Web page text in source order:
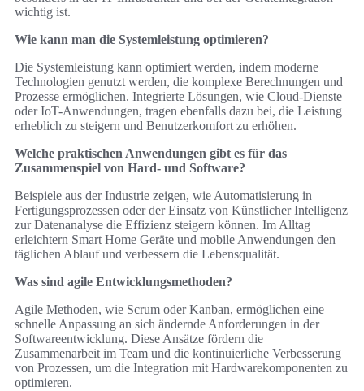
wichtig ist.
Wie kann man die Systemleistung optimieren?
Die Systemleistung kann optimiert werden, indem moderne
Technologien genutzt werden, die komplexe Berechnungen und
Prozesse ermöglichen. Integrierte Lösungen, wie Cloud-Dienste
oder IoT-Anwendungen, tragen ebenfalls dazu bei, die Leistung
erheblich zu steigern und Benutzerkomfort zu erhöhen.
Welche praktischen Anwendungen gibt es für das
Zusammenspiel von Hard- und Software?
Beispiele aus der Industrie zeigen, wie Automatisierung in
Fertigungsprozessen oder der Einsatz von Künstlicher Intelligenz
zur Datenanalyse die Effizienz steigern können. Im Alltag
erleichtern Smart Home Geräte und mobile Anwendungen den
täglichen Ablauf und verbessern die Lebensqualität.
Was sind agile Entwicklungsmethoden?
Agile Methoden, wie Scrum oder Kanban, ermöglichen eine
schnelle Anpassung an sich ändernde Anforderungen in der
Softwareentwicklung. Diese Ansätze fördern die
Zusammenarbeit im Team und die kontinuierliche Verbesserung
von Prozessen, um die Integration mit Hardwarekomponenten zu
optimieren.